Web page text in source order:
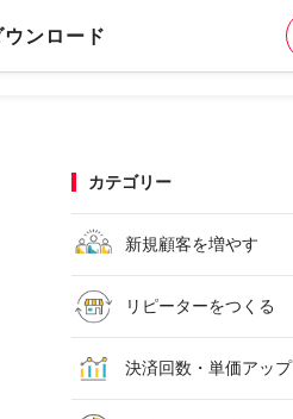
ンロード
カテゴリー
新規顧客を増やす
リピーターをつくる
決済回数・単価アップ